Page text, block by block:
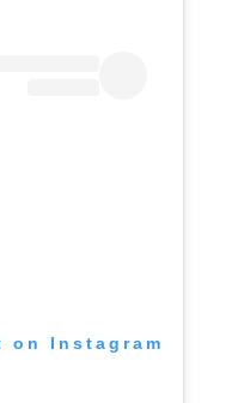
on Instagram